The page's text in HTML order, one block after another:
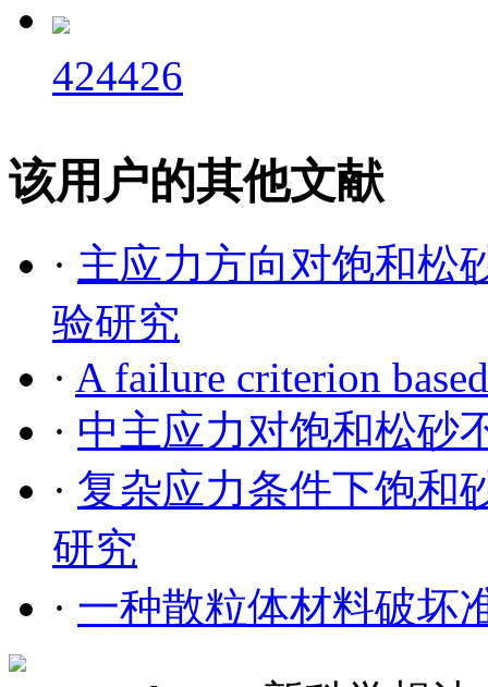
424426
该用户的其他文献
· 主应力方向对饱和松
验研究
· A failure criterion
· 中主应力对饱和松砂
· 复杂应力条件下饱和
研究
· 一种散粒体材料破坏